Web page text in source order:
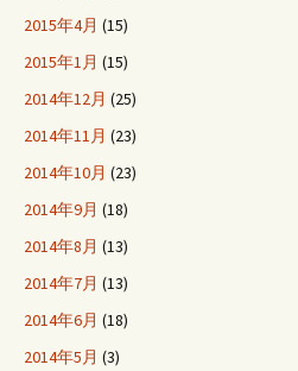
2015年4月 (15)
2015年1月 (15)
2014年12月 (25)
2014年11月 (23)
2014年10月 (23)
2014年9月 (18)
2014年8月 (13)
2014年7月 (13)
2014年6月 (18)
2014年5月 (3)